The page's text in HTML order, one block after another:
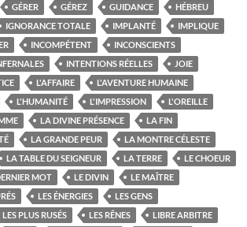
GÉRER GÉREZ GUIDANCE
HÉBREU
IGNORANCE TOTALE IMPLANTÉ
IMPLIQUE
INCOMPÉTENT
INCONSCIENTS
INTENTIONS RÉELLES
JOIE
L'AFFAIRE
L'AVENTURE HUMAINE
L'HUMANITÉ L'IMPRESSION
L'OREILLE
LA DIVINE PRÉSENCE
LA FIN
LA GRANDE PEUR
LA MONTRE CÉLESTE
LA TABLE DU SEIGNEUR LA TERRE
LE CHOEUR
MOT LE DIVIN
LE MAÎTRE
LES ÉNERGIES
LES GENS
LES PLUS RUSÉS LES RÊNES
LIBRE ARBITRE